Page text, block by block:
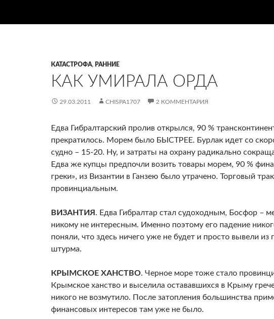
КАТАСТРОФА, РАННИЕ
КАК УМИРАЛА ОРДА
29.03.2011 CHISPA1707 2 КОММЕНТАРИЯ
Едва Гибралтарский пролив открылся, 90 %
прекратилось. Морем было БЫСТРЕЕ. Бурлак идет со
судно – 15-20. Ну, и затраты на охрану радикально
Едва же купцы предпочли возить товары морем, 90 %
греки», из Византии в Ганзею было утрачено. Торговый
провинциальным.
ВИЗАНТИЯ . Едва Гибралтар стал судоходным, Босфор –
никому не интересным. Именно поэтому его падение
поняли, что здесь ничего уже не будет и просто вывели
штурма.
КРЫМСКОЕ ХАНСТВО. Черное море тоже стало
Крымское ханство и выселила остававшихся в Крыму
никого не возмутило. После затопления большинства
финансовых интересов там уже не было.